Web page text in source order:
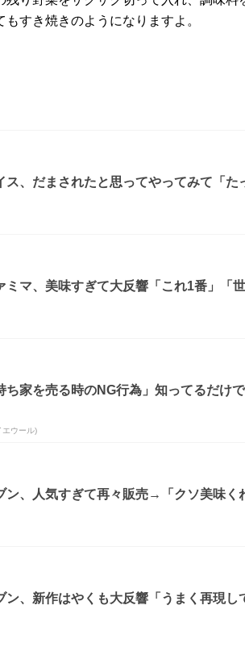
すき焼きのようになりますよ。
ス、だまされたと思ってやってみて「
ミマ、美味すぎて大反響「これ1番」「
ち家を売る時のNG行為」知ってるだけ
エウール)
ン、人気すぎて再々販売→「クソ美味く
ン、新作はやくも大反響「うまく再現